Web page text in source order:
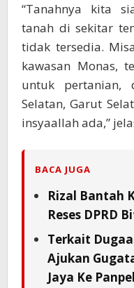
“Tanahnya kita
tanah di sekitar
tidak tersedia.
kawasan Monas,
untuk pertanian,
Selatan, Garut
insyaallah ada,”
BACA JUGA
Rizal Bantah
Reses DPRD
Terkait
Ajukan
Jaya Ke